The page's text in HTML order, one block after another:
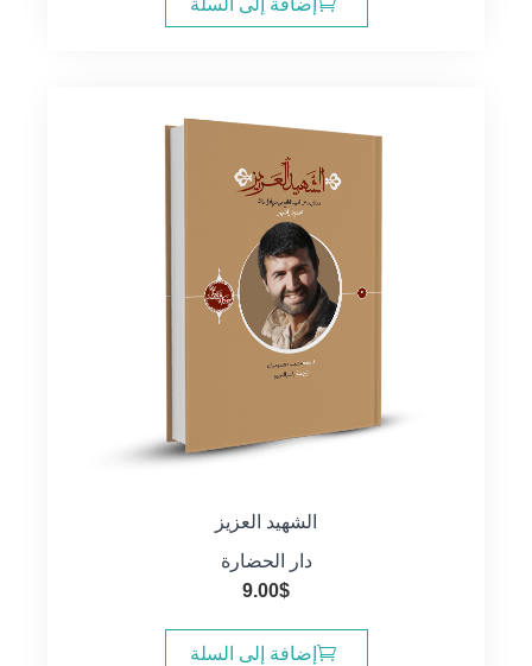
16.00$.
14.00$.
إضافة إلى السلة
الشهيد العزيز
دار الحضارة
9.00$
إضافة إلى السلة